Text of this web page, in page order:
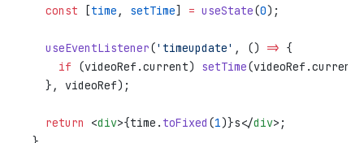
  const
[time , setTime] = useState(0);
  useEventListener
('timeupdate' , () => {
    if
(videoRef.current) setTime
  }, videoRef);
  return
<div>{time. toFixed (1)}s</div>;